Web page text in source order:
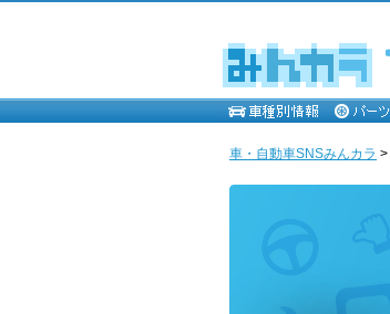
車・自動車SNSみんカラ >